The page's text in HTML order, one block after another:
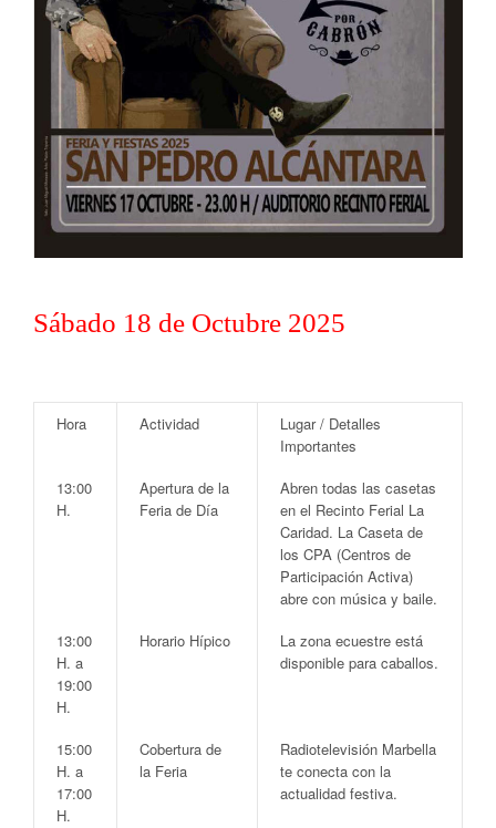
Sábado 18 de Octubre 2025
Hora Actividad
Lugar / Detalles
Importantes
13:00
H.
Apertura de la
Feria de Día
Abren todas las casetas
en el Recinto Ferial La
Caridad. La Caseta de
los CPA (Centros de
Participación Activa)
abre con música y baile.
13:00
H. a
19:00
H.
Horario Hípico
La zona ecuestre está
disponible para caballos.
15:00
H. a
17:00
H.
Cobertura de
la Feria
Radiotelevisión Marbella
te conecta con la
actualidad festiva.